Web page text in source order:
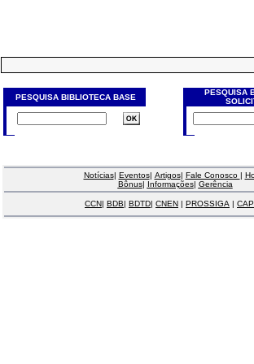
PESQUISA BIBLIOTECA BASE
PESQUISA
Notícias| Eventos| Artigos| Fale Conosco |
Bônus| Informações| Gerência
CCN| BDB| BDTD| CNEN | PROSSIGA |